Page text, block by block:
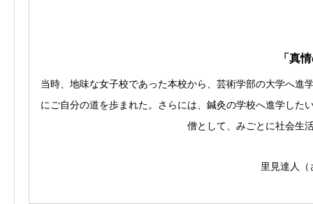
「真
当時、地味な女子校であった本校から、芸術学部の大学へ
にご自分の道を歩まれた。さらには、鍼灸の学校へ進学し
僧として、みごとに社会生
里見達人（